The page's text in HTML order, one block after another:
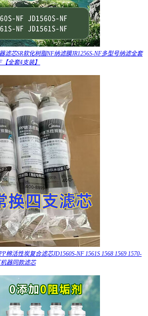
滤芯SR软化树脂NF纳滤膜JR1256S-NF多型号纳滤全套
全套4支装】
棉活性炭复合滤芯JD1560S-NF 1561S 1568 1569 1570-
机器同款滤芯